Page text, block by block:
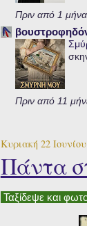
Πριν από 1 μήνα
Πριν από 11
Κυριακή 22
Πάντα
Ταξίδεψε και